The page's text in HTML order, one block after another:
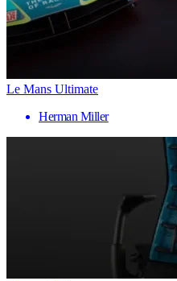
Le Mans Ultimate
Herman Miller